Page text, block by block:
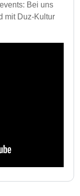
Bei uns
mit Duz-Kultur